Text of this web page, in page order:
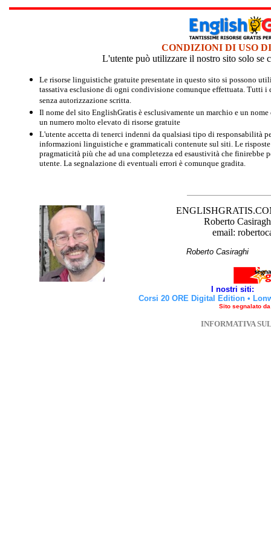
CONDIZIONI DI USO
L'utente può utilizzare il nostro sito solo se
Le risorse linguistiche gratuite presentate in questo sito si possono
tassativa esclusione di ogni condivisione comunque effettuata. Tutti
senza autorizzazione scritta.
Il nome del sito EnglishGratis è esclusivamente un marchio e un
un numero molto elevato di risorse gratuite
L'utente accetta di tenerci indenni da qualsiasi tipo di responsabilità
informazioni linguistiche e grammaticali contenute sul siti. Le
pragmaticità più che ad una completezza ed esaustività che finirebbe
utente. La segnalazione di eventuali errori è comunque gradita.
Roberto
email:
Roberto
I nostri siti:
Corsi 20 ORE Digital Edition •
Sito segnalato
INFORMATIVA